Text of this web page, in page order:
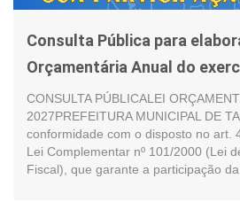
Consulta Pública para
Orçamentária Anual do
CONSULTA PÚBLICALEI
2027PREFEITURA MUNICIPAL DE
conformidade com o disposto no art.
Lei Complementar nº 101/2000 (Lei
Fiscal), que garante a participação